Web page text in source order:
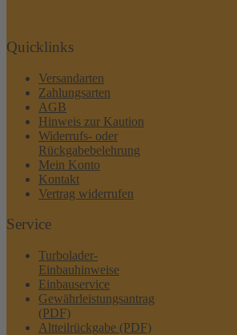
Quicklinks
Versandarten
Zahlungsarten
AGB
Hinweis zur Kaution
Widerrufs- oder
Rückgabebelehrung
Mein Konto
Kontakt
Vertrag widerrufen
Service
Turbolader-
Einbauhinweise
Einbauservice
Gewährleistungsantrag
(PDF)
Altteilrückgabe (PDF)